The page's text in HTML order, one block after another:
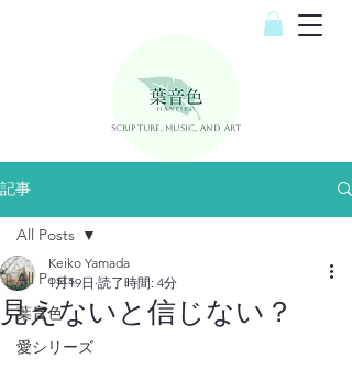
Scripture, Music, and Art
記事
All Posts
葉音色
愛シリーズ
All Posts
見えないと信じない？
Keiko Yamada
1月19日 読了時間: 4分